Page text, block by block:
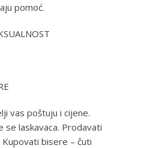
pomoć.
vas poštuju i cijene.
se laskavaca. Prodavati
bisere – čuti